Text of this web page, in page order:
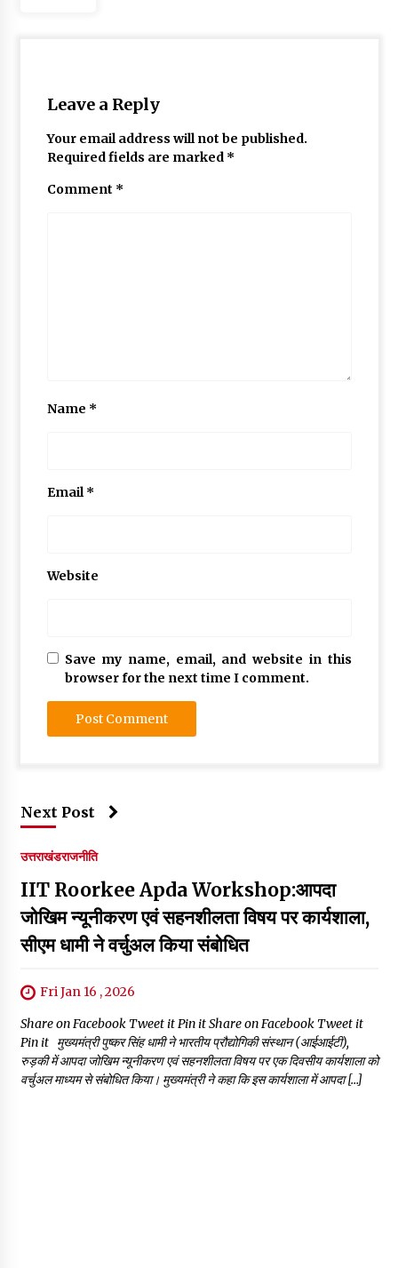
Leave a Reply
Your email address will not be published.
Required fields are marked *
Comment *
Name *
Email*
Website
Save my name, email, and website in this
browser for the next time I comment.
Next Post
उत्तराखंडराजनीति
IIT Roorkee Apda Workshop:आपदा
जोखिम न्यूनीकरण एवं सहनशीलता विषय पर कार्यशाला,
सीएम धामी ने वर्चुअल किया संबोधित
Fri Jan 16 , 2026
Share on Facebook Tweet it Pin it Share on Facebook Tweet it
Pin it मुख्यमंत्री पुष्कर सिंह धामी ने भारतीय प्रौद्योगिकी संस्थान (आईआईटी),
रुड़की में आपदा जोखिम न्यूनीकरण एवं सहनशीलता विषय पर एक दिवसीय कार्यशाला को
वर्चुअल माध्यम से संबोधित किया। मुख्यमंत्री ने कहा कि इस कार्यशाला में आपदा […]